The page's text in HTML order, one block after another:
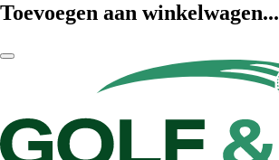
Toevoegen aan winkelwagen...